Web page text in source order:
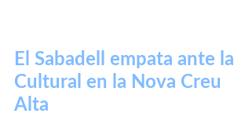
El Sabadell empata ante la
Cultural en la Nova Creu
Alta